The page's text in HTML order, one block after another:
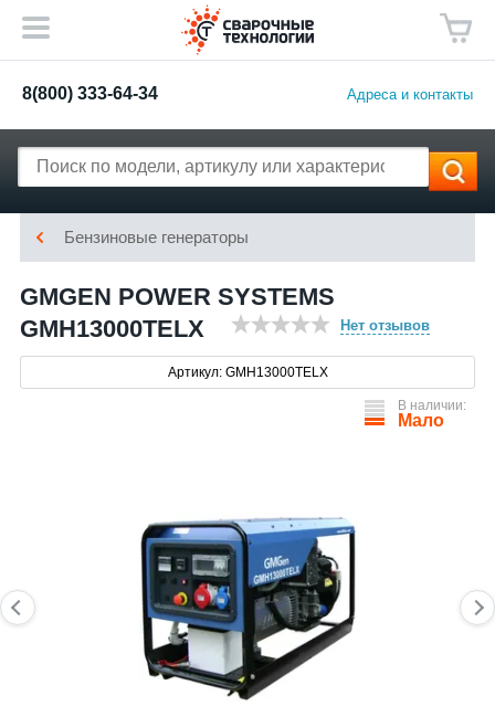
8(800) 333-64-34 Адреса и контакты
Бензиновые генераторы
GMGEN POWER SYSTEMS
GMH13000TELX
Нет отзывов
Артикул: GMH13000TELX
В наличии:
Мало